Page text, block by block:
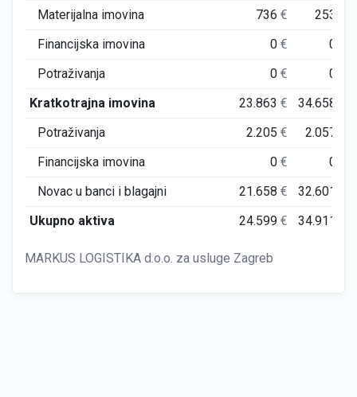
Materijalna imovina
736€ 253
Financijska imovina
0€ 0
Potraživanja
0€ 0
Kratkotrajna imovina
23.863€ 34.658
Potraživanja
2.205€ 2.057
Financijska imovina
0€ 0
Novac u banci i blagajni
21.658€ 32.601
Ukupno aktiva
24.599€ 34.911
MARKUS LOGISTIKA d.o.o. za usluge Zagreb